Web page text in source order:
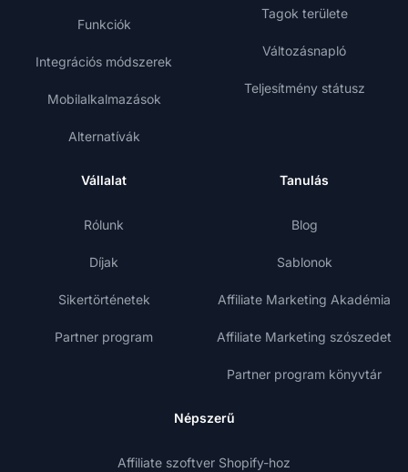
Funkciók
Integrációs módszerek
Mobilalkalmazások
Alternatívák
Tagok területe
Változásnapló
Teljesítmény státusz
Vállalat
Rólunk
Díjak
Sikertörténetek
Partner program
Tanulás
Blog
Sablonok
Affiliate Marketing Akadémia
Affiliate Marketing szószedet
Partner program könyvtár
Népszerű
Affiliate szoftver Shopify-hoz